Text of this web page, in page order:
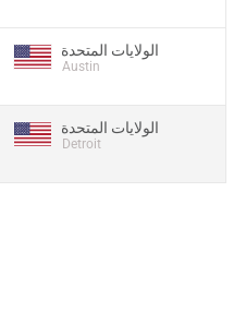
الولايات المتحدة
Austin
الولايات المتحدة
Detroit